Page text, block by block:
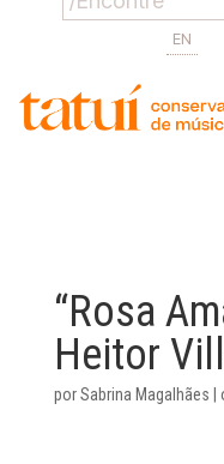
EN
“Rosa
Heitor
porSabrina Magalhães